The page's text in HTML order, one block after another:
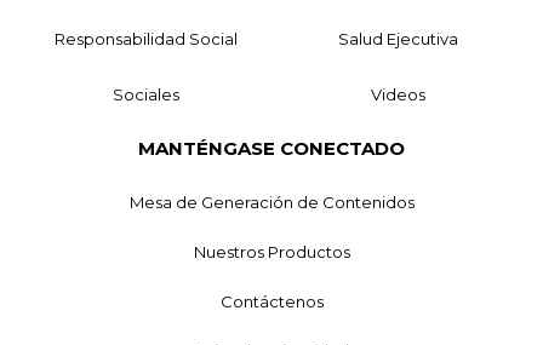
Responsabilidad Social Salud Ejecutiva
Sociales Videos
MANTÉNGASE CONECTADO
Mesa de Generación de Contenidos
Nuestros Productos
Contáctenos